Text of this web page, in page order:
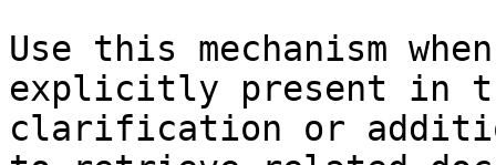
Use this mechanism
explicitly present in
clarification or